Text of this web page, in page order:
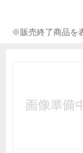
※販売終了商品を